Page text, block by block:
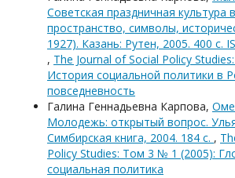
Советская праздничная культура
пространство, символы,
1927). Казань: Рутен, 2005. 400 с.
, The Journal of Social Policy
История социальной политики в
повседневность
Галина Геннадьевна Карпова,
Молодежь: открытый вопрос.
Симбирская книга, 2004. 184 с. ,
Policy Studies: Том 3 № 1 (2005):
социальная политика